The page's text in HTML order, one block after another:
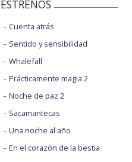
Cuenta atrás
Sentido y sensibilidad
Whalefall
Prácticamente magia 2
Noche de paz 2
Sacamantecas
Una noche al año
En el corazón de la bestia